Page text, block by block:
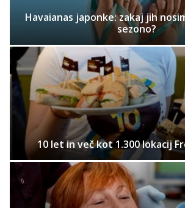
Havaianas japonke: zakaj jih
sezono?
10 let in več kot 1.300 lokacij